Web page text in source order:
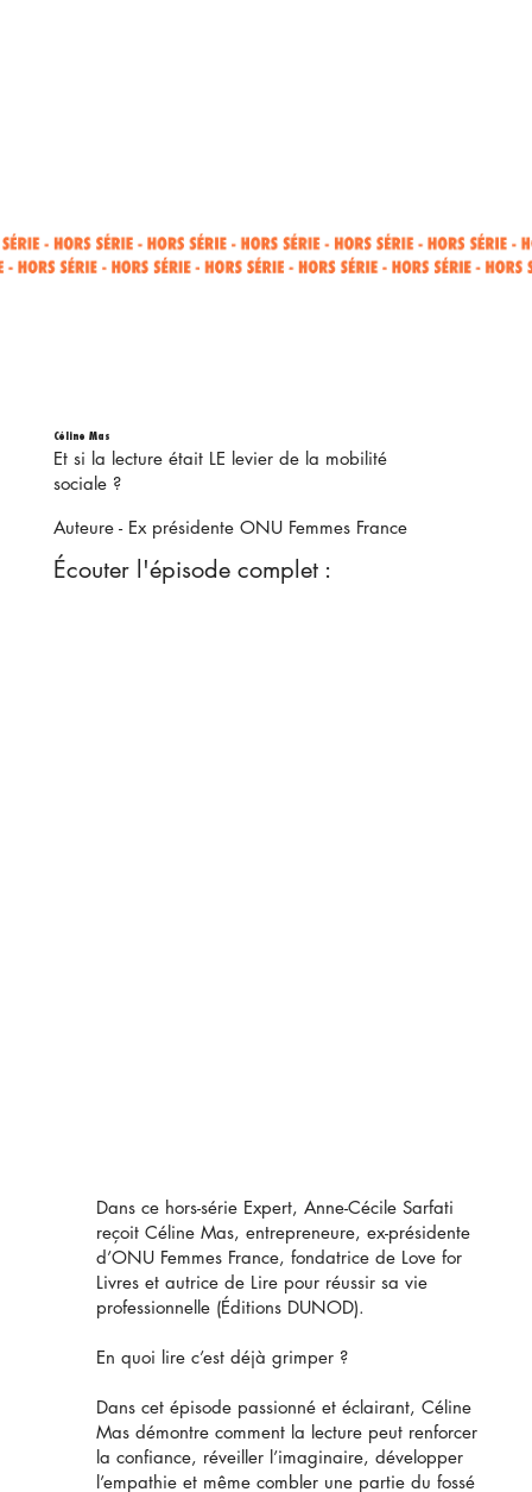
Céline Mas
Et si la lecture était LE levier de la mobilité
sociale ?
Auteure - Ex présidente ONU Femmes France
Écouter l'épisode complet :
Dans ce hors-série Expert, Anne-Cécile Sarfati
reçoit Céline Mas, entrepreneure, ex-présidente
d’ONU Femmes France, fondatrice de Love for
Livres et autrice de Lire pour réussir sa vie
professionnelle (Éditions DUNOD).
En quoi lire c’est déjà grimper ?
Dans cet épisode passionné et éclairant, Céline
Mas démontre comment la lecture peut renforcer
la confiance, réveiller l’imaginaire, développer
l’empathie et même combler une partie du fossé